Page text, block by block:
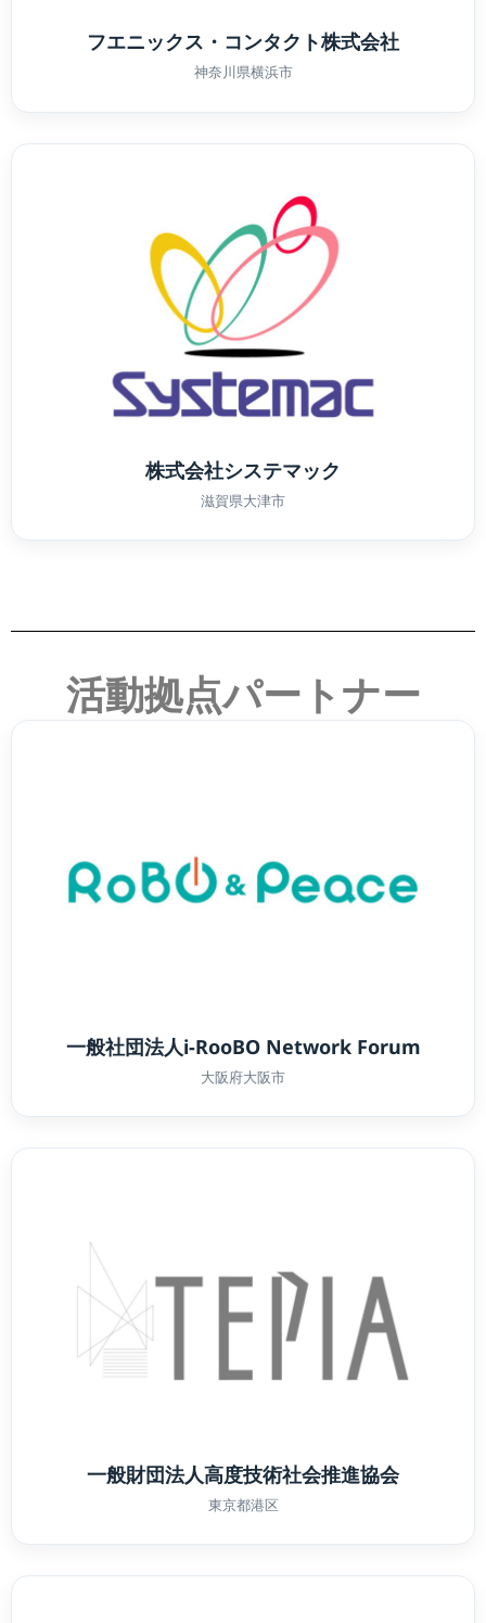
フエニックス・コンタクト株式会社
神奈川県横浜市
株式会社システマック
滋賀県大津市
活動拠点パートナー
一般社団法人i-RooBO Network Forum
大阪府大阪市
一般財団法人高度技術社会推進協会
東京都港区